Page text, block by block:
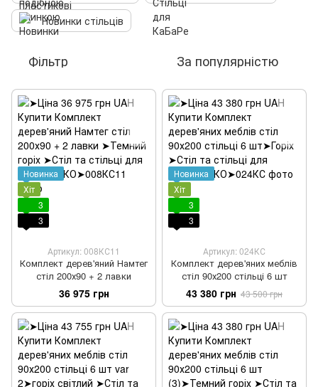
Новинки стільців
Фільтр За популярністю
Новинка
Хіт
3
3
Артикул: 008КС11
Комплект дерев'яний Намтег
стіл 200х90 + 2 лавки
36 975 грн
Новинка
Хіт
3
3
Артикул: 024КС
Комплект дерев'яних меблів
стіл 90х200 стільці 6 шт
43 380 грн 43 500 грн